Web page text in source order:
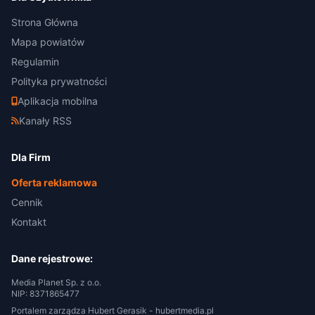
Strona Główna
Mapa powiatów
Regulamin
Polityka prywatności
Aplikacja mobilna
Kanały RSS
Dla Firm
Oferta reklamowa
Cennik
Kontakt
Dane rejestrowe:
Media Planet Sp. z o.o.
NIP: 8371865477
Portalem zarządza Hubert Gerasik - hubertmedia.pl